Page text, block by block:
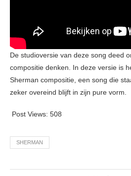
De studioversie van deze song deed
compositie denken. In deze versie is
Sherman compositie, een song die
zeker overeind blijft in zijn pure vorm.
Post Views: 508
SHERMAN